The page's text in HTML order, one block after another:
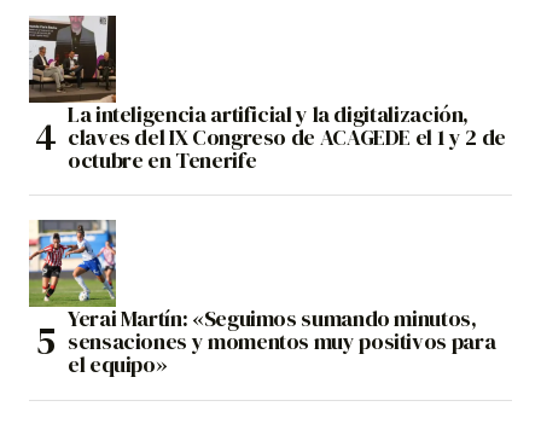
La inteligencia artificial y la digitalización,
claves del IX Congreso de ACAGEDE el 1 y 2 de
octubre en Tenerife
Yerai Martín: «Seguimos sumando minutos,
sensaciones y momentos muy positivos para
el equipo»